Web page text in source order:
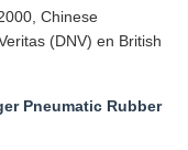
Chinese
(DNV) en British
Pneumatic Rubber